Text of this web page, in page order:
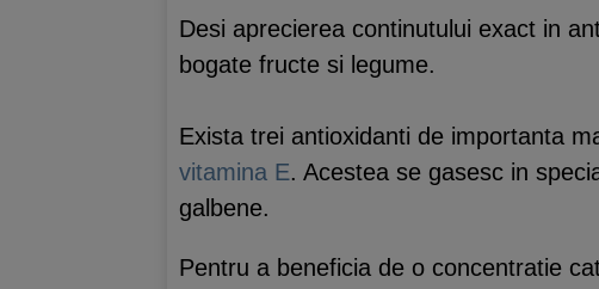
Desi aprecierea continutului exact in
bogate fructe si legume.
Exista trei antioxidanti de importanta
vitamina E. Acestea se gasesc in
galbene.
Pentru a beneficia de o concentratie